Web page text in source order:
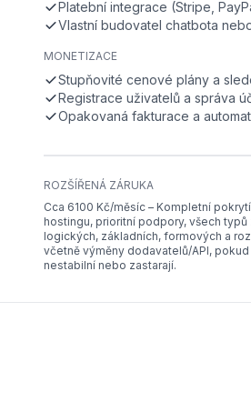
Platební integrace (Stripe,
Vlastní budovatel chatbota
MONETIZACE
Stupňovité cenové plány a
Registrace uživatelů a správa
Opakovaná fakturace a
ROZŠÍŘENÁ ZÁRUKA
Cca 6100 Kč/měsíc – Kompletní
hostingu, prioritní podpory, všech typů
logických, základních, formových a
včetně výměny dodavatelů/API,
nestabilní nebo zastarají.